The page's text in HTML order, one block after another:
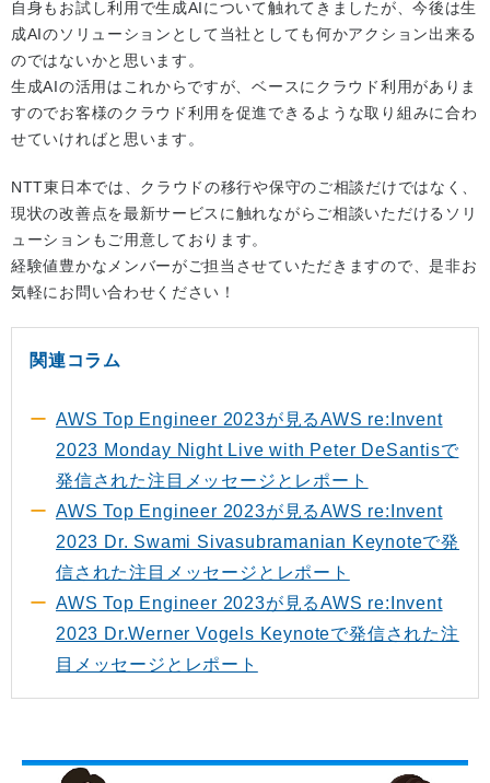
自身もお試し利用で生成AIについて触れてきましたが、今後は生
成AIのソリューションとして当社としても何かアクション出来る
のではないかと思います。
生成AIの活用はこれからですが、ベースにクラウド利用がありま
すのでお客様のクラウド利用を促進できるような取り組みに合わ
せていければと思います。
NTT東日本では、クラウドの移行や保守のご相談だけではなく、
現状の改善点を最新サービスに触れながらご相談いただけるソリ
ューションもご用意しております。
経験値豊かなメンバーがご担当させていただきますので、是非お
気軽にお問い合わせください！
関連コラム
AWS Top Engineer 2023が見るAWS re:Invent
2023 Monday Night Live with Peter DeSantisで
発信された注目メッセージとレポート
AWS Top Engineer 2023が見るAWS re:Invent
2023 Dr. Swami Sivasubramanian Keynoteで発
信された注目メッセージとレポート
AWS Top Engineer 2023が見るAWS re:Invent
2023 Dr.Werner Vogels Keynoteで発信された注
目メッセージとレポート